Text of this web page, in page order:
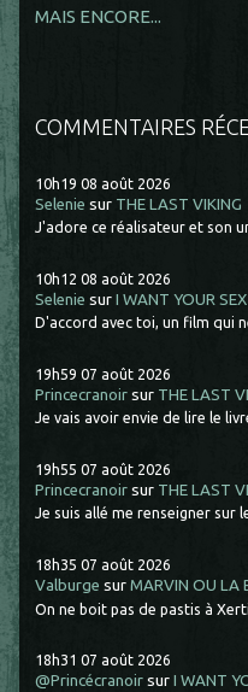
MAIS ENCORE...
COMMENTAIRES
10h19 08 août 2026
Selenie sur THE LAST VIKING
J'adore ce réalisateur et son
10h12 08 août 2026
Selenie surI WANT YOUR SEX
D'accord avec toi, un film qui
19h59 07 août 2026
Princecranoir sur THE LAST
Je vais avoir envie de lire le
19h55 07 août 2026
Princecranoir sur THE LAST
Je suis allé me renseigner sur
18h35 07 août 2026
Valburge surMARVIN OU LA
On ne boit pas de pastis à
18h31 07 août 2026
@Princécranoir surI WANT